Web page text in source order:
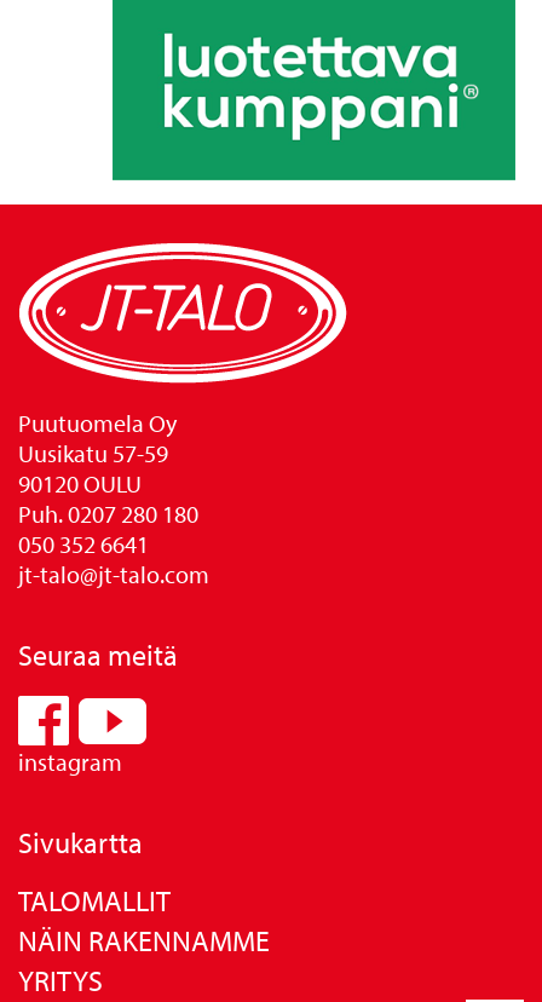
Puutuomela Oy
Uusikatu 57-59
90120 OULU
Puh. 0207 280 180
050 352 6641
jt-talo@jt-talo.com
Seuraa meitä
instagram
Sivukartta
TALOMALLIT
NÄIN RAKENNAMME
YRITYS